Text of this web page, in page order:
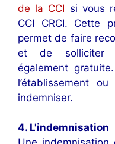
de la CCI si vous
CCI CRCI. Cette
permet de faire
et de solliciter
également
l’établissement
indemniser.
4. L'indemnisation